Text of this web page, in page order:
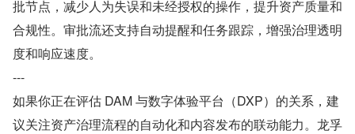
批节点，减少人为失误和未经授权的操作，提升资产质量和
合规性。审批流还支持自动提醒和任务跟踪，增强治理透明
度和响应速度。
---
如果你正在评估 DAM 与数字体验平台（DXP）的关系，建
议关注资产治理流程的自动化和内容发布的联动能力。龙孚